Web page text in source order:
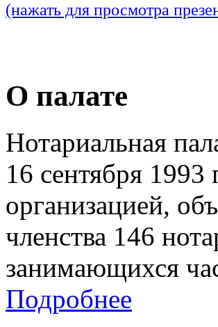
(нажать для просмотра
О палате
Нотариальная
16 сентября 1993
организацией,
членства 146
занимающихся
Подробнее